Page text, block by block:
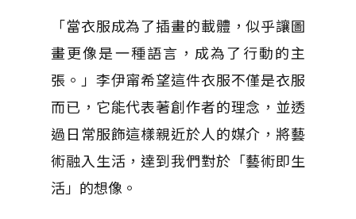
「當衣服成為了插畫的載體，似乎讓圖
畫更像是一種語言，成為了行動的主
張。」李伊甯希望這件衣服不僅是衣服
而已，它能代表著創作者的理念，並透
過日常服飾這樣親近於人的媒介，將藝
術融入生活，達到我們對於「藝術即生
活」的想像。